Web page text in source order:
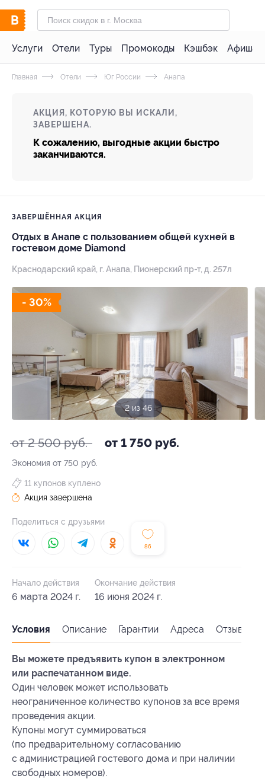
Услуги Отели Туры Промокоды Кэшбэк Афиша
Главная Отели Юг России Анапа
АКЦИЯ, КОТОРУЮ ВЫ ИСКАЛИ,
ЗАВЕРШЕНА.
К сожалению, выгодные акции быстро
заканчиваются.
ЗАВЕРШЁННАЯ АКЦИЯ
Отдых в Анапе с пользованием общей кухней в
гостевом доме Diamond
Краснодарский край, г. Анапа, Пионерский пр-т, д. 257л
- 30%
2 из 46
от 2 500 руб. от 1 750 руб.
Экономия от 750 руб.
86
11 купонов куплено
Акция завершена
Поделиться с друзьями
Начало действия
6 марта 2024 г.
Окончание действия
16 июня 2024 г.
Условия Описание Гарантии Адреса Отзывы
Вы можете предъявить купон в электронном
или распечатанном виде.
Один человек может использовать
неограниченное количество купонов за все время
проведения акции.
Купоны могут суммироваться
(по предварительному согласованию
с администрацией гостевого дома и при наличии
свободных номеров).